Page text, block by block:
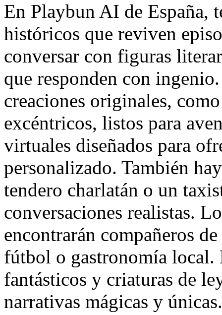
En Playbun AI de España,
históricos que reviven
conversar con figuras
que responden con
creaciones originales,
excéntricos, listos para
virtuales diseñados para
personalizado. También
tendero charlatán o un
conversaciones realistas.
encontrarán compañeros
fútbol o gastronomía local.
fantásticos y criaturas de
narrativas mágicas y únicas.